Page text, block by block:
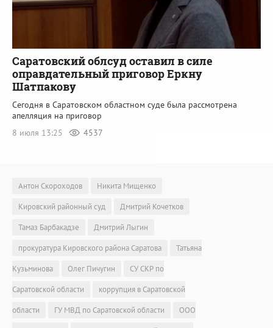
Саратовский облсуд оставил в силе
оправдательный приговор Еркну
Шатпакову
Сегодня в Саратовском областном суде была рассмотрена
апелляция на приговор
8 июля 13:25
4537
Антон Скороходов
Никита Мищенко
Кировский районный суд
Дмитрий Кочетков
Тамаз Барбакадзе
Дмитрий Лыгин
прокуратура Кировского района Саратова
Татьяна
Кузьминова
Олег Пичугин
СУ СКР по
Саратовской области
коррупция в Саратовской
области
ГУ МВД по Саратовской области
ООО